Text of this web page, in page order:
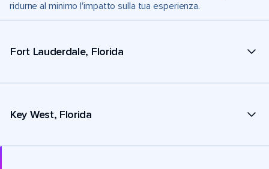
ridurne al minimo l'impatto sulla tua esperienza.
Fort Lauderdale, Florida
Key West, Florida